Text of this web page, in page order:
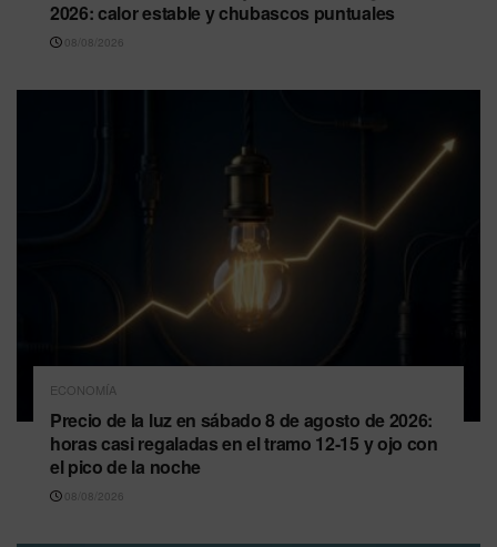
2026: calor estable y chubascos puntuales
08/08/2026
ECONOMÍA
Precio de la luz en sábado 8 de agosto de 2026:
horas casi regaladas en el tramo 12-15 y ojo con
el pico de la noche
08/08/2026